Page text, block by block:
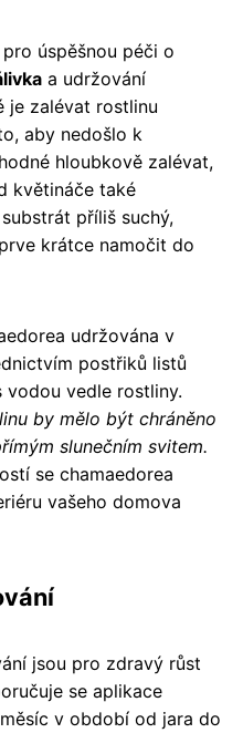
úspěšnou péči o
a udržování
je zalévat rostlinu
aby nedošlo k
hloubkově zalévat,
květináče také
příliš suchý,
krátce namočit do
udržována v
postřiků listů
vodou vedle rostliny.
by mělo být chráněno
slunečním svitem.
se chamaedorea
vašeho domova
jsou pro zdravý růst
se aplikace
v období od jara do